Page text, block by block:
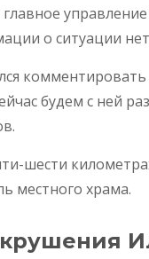
о ситуации
будем с ней
шести
местного храма.